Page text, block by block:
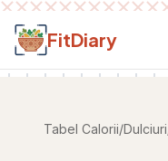
Salt la conținut
FitDiary
Tabel Calorii/Dulciuri